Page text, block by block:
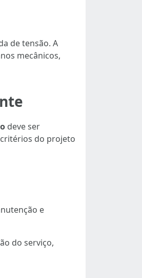
de tensão. A
mecânicos,
deve ser
do projeto
e
do serviço,